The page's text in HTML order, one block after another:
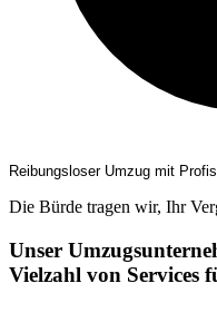
Reibungsloser Umzug mit Profis
Die Bürde tragen wir, Ihr
Unser
Vielzahl von Services